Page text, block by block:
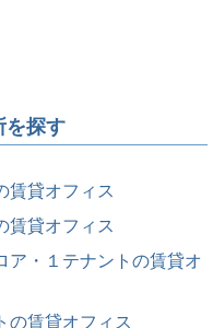
を探す
賃貸オフィス
賃貸オフィス
ア・１テナントの賃貸オ
の賃貸オフィス